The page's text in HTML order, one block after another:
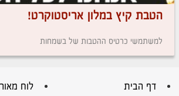
הטבת קיץ במלון אריסטוקרט!
למשתמשי כרטיס ההטבות של בשמחות
דף הבית לוח